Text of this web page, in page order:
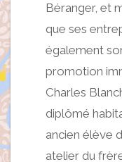
Béranger, et
que ses
également
promotion
Charles
diplômé
ancien élève
atelier du